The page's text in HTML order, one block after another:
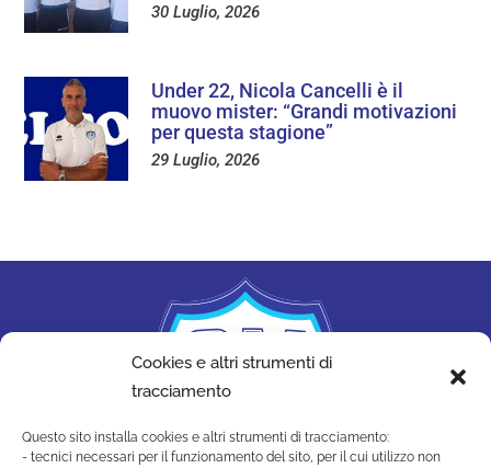
Cookies e altri strumenti di
tracciamento
Questo sito installa cookies e altri strumenti di tracciamento:
- tecnici necessari per il funzionamento del sito, per il cui utilizzo non
30 Luglio, 2026
Under 22, Nicola Cancelli è il
muovo mister: “Grandi motivazioni
per questa stagione”
29 Luglio, 2026